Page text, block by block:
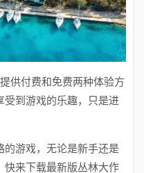
供付费和免费两种体验方
受到游戏的乐趣，只是进
的游戏，无论是新手还是
快来下载最新版丛林大作